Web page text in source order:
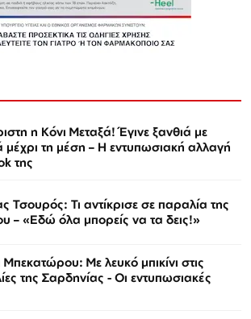
η Κόνι Μεταξά! Έγινε ξανθιά με
μέχρι τη μέση – Η εντυπωσιακή αλλαγή
της
Τσουρός: Τι αντίκρισε σε παραλία της
– «Εδώ όλα μπορείς να τα δεις!»
Με λευκό μπικίνι στις
της Σαρδηνίας - Οι εντυπωσιακές